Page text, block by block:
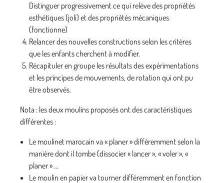
Distinguer progressivement ce qui relève des propriétés
esthétiques (joli) et des propriétés mécaniques
(fonctionne)
Relancer des nouvelles constructions selon les critères
que les enfants cherchent à modifier.
Récapituler en groupe les résultats des expérimentations
et les principes de mouvements, de rotation qui ont pu
être observés.
Nota : les deux moulins proposés ont des caractéristiques
différentes :
Le moulinet marocain va « planer » différemment selon la
manière dont il tombe (dissocier « lancer », « voler », «
planer » …
Le moulin en papier va tourner différemment en fonction